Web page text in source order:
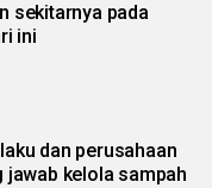
sekitarnya pada
ini
dan perusahaan
kelola sampah